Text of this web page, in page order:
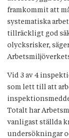
framkommit att
systematiska
tillräckligt god
olycksrisker,
Vid 3 av 4
som lett till att
Totalt har
vanligast ställda
undersökningar